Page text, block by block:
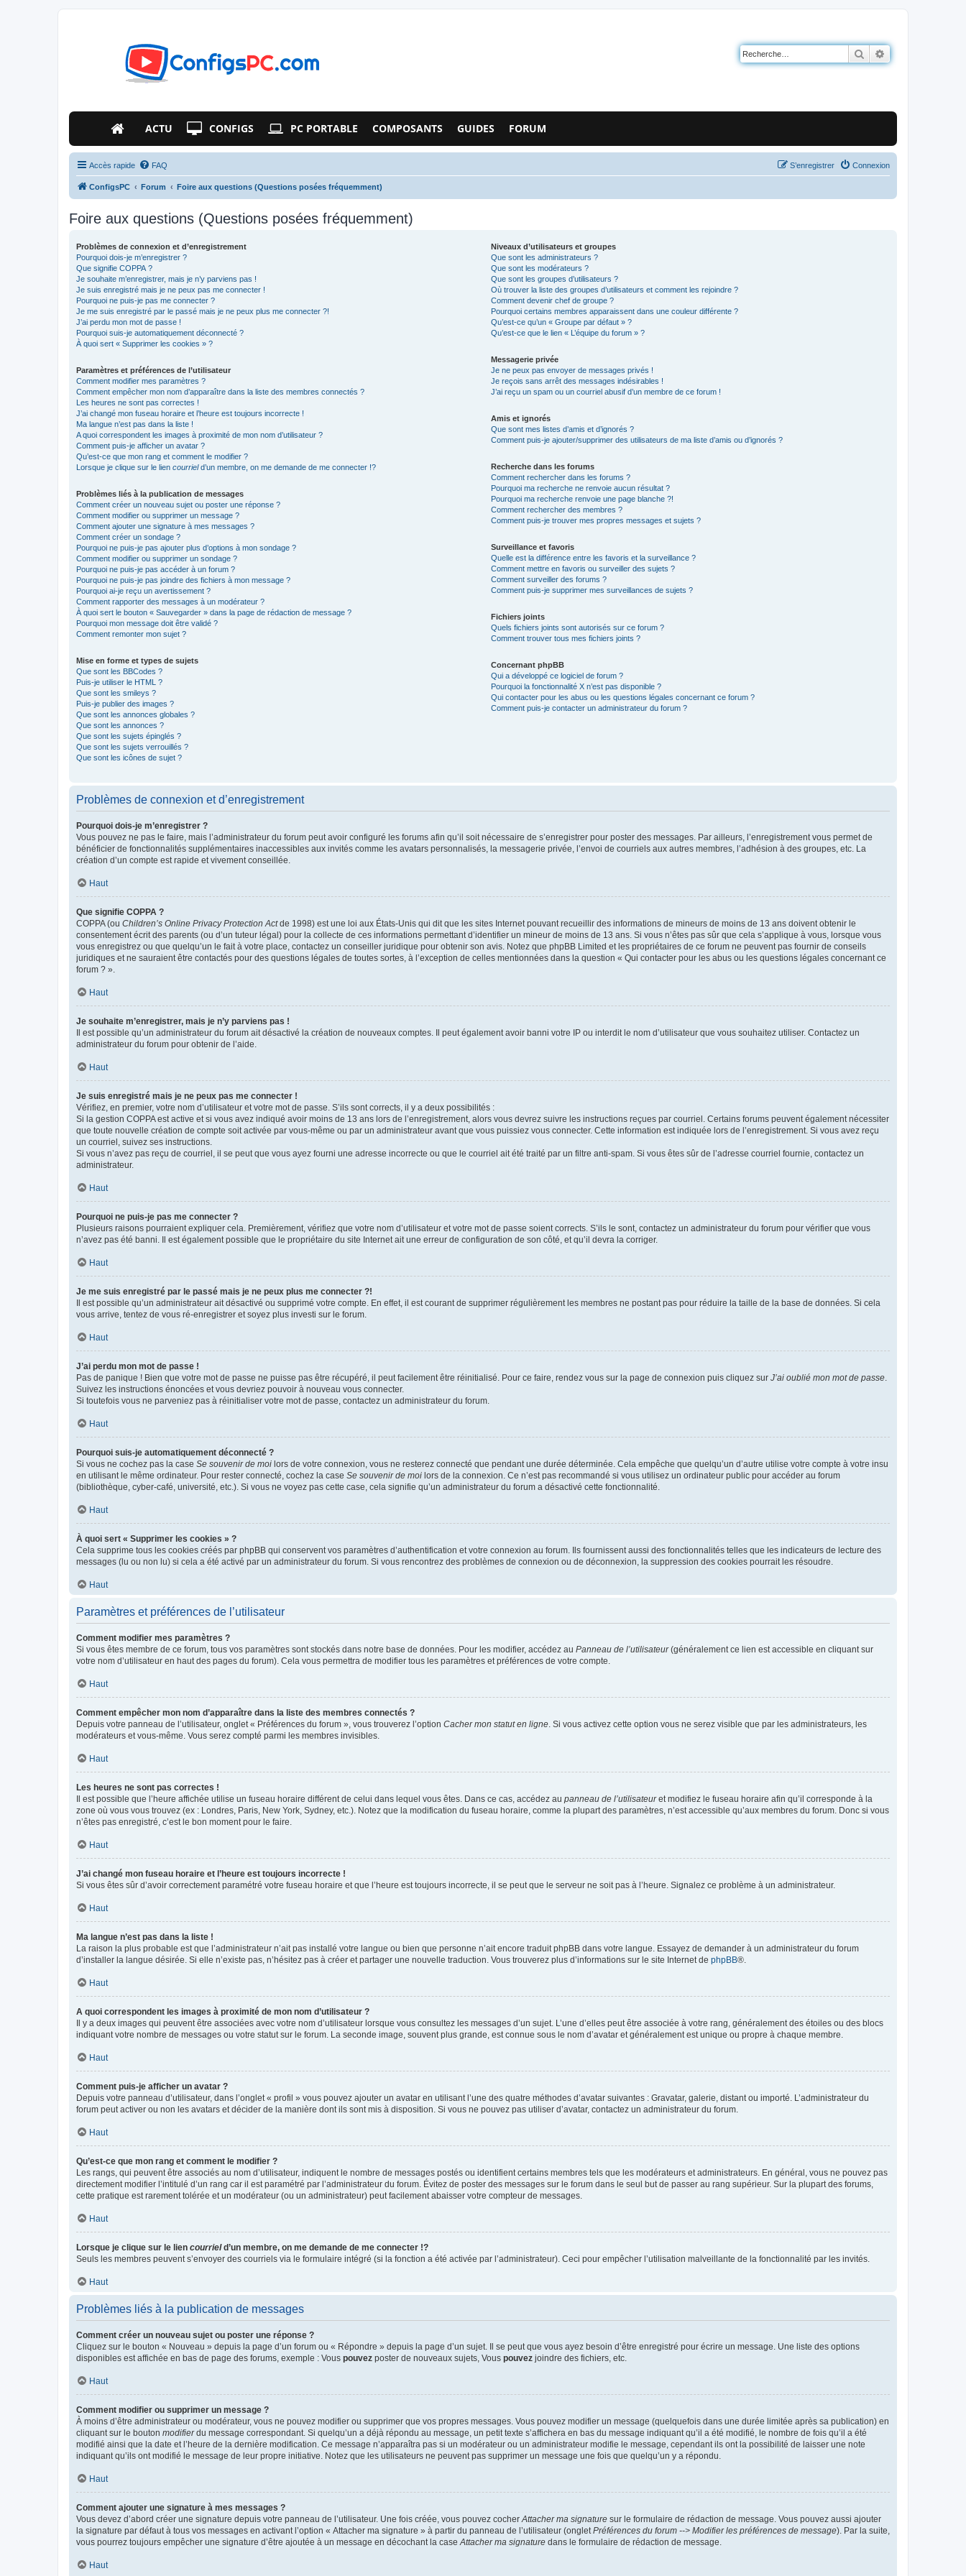
Rechercher
ACTU CONFIGS PC PORTABLE COMPOSANTS GUIDES FORUM
Accès rapide FAQ Connexion
S’enregistrer
ConfigsPC Forum Foire aux questions (Questions posées fréquemment)
Foire aux questions (Questions posées fréquemment)
Problèmes de connexion et d’enregistrement
Pourquoi dois-je m’enregistrer ?
Que signifie COPPA ?
Je souhaite m’enregistrer, mais je n’y parviens pas !
Je suis enregistré mais je ne peux pas me connecter !
Pourquoi ne puis-je pas me connecter ?
Je me suis enregistré par le passé mais je ne peux plus me connecter ?!
J’ai perdu mon mot de passe !
Pourquoi suis-je automatiquement déconnecté ?
À quoi sert « Supprimer les cookies » ?
Paramètres et préférences de l’utilisateur
Comment modifier mes paramètres ?
Comment empêcher mon nom d’apparaître dans la liste des membres connectés ?
Les heures ne sont pas correctes !
J’ai changé mon fuseau horaire et l’heure est toujours incorrecte !
Ma langue n’est pas dans la liste !
A quoi correspondent les images à proximité de mon nom d’utilisateur ?
Comment puis-je afficher un avatar ?
Qu’est-ce que mon rang et comment le modifier ?
Lorsque je clique sur le lien courrield’un membre, on me demande de me connecter !?
Problèmes liés à la publication de messages
Comment créer un nouveau sujet ou poster une réponse ?
Comment modifier ou supprimer un message ?
Comment ajouter une signature à mes messages ?
Comment créer un sondage ?
Pourquoi ne puis-je pas ajouter plus d’options à mon sondage ?
Comment modifier ou supprimer un sondage ?
Pourquoi ne puis-je pas accéder à un forum ?
Pourquoi ne puis-je pas joindre des fichiers à mon message ?
Pourquoi ai-je reçu un avertissement ?
Comment rapporter des messages à un modérateur ?
À quoi sert le bouton « Sauvegarder » dans la page de rédaction de message ?
Pourquoi mon message doit être validé ?
Comment remonter mon sujet ?
Mise en forme et types de sujets
Que sont les BBCodes ?
Puis-je utiliser le HTML ?
Que sont les smileys ?
Puis-je publier des images ?
Que sont les annonces globales ?
Que sont les annonces ?
Que sont les sujets épinglés ?
Que sont les sujets verrouillés ?
Que sont les icônes de sujet ?
Niveaux d’utilisateurs et groupes
Que sont les administrateurs ?
Que sont les modérateurs ?
Que sont les groupes d’utilisateurs ?
Où trouver la liste des groupes d’utilisateurs et comment les rejoindre ?
Comment devenir chef de groupe ?
Pourquoi certains membres apparaissent dans une couleur différente ?
Qu’est-ce qu’un « Groupe par défaut » ?
Qu’est-ce que le lien « L’équipe du forum » ?
Messagerie privée
Je ne peux pas envoyer de messages privés !
Je reçois sans arrêt des messages indésirables !
J’ai reçu un spam ou un courriel abusif d’un membre de ce forum !
Amis et ignorés
Que sont mes listes d’amis et d’ignorés ?
Comment puis-je ajouter/supprimer des utilisateurs de ma liste d’amis ou d’ignorés ?
Recherche dans les forums
Comment rechercher dans les forums ?
Pourquoi ma recherche ne renvoie aucun résultat ?
Pourquoi ma recherche renvoie une page blanche ?!
Comment rechercher des membres ?
Comment puis-je trouver mes propres messages et sujets ?
Surveillance et favoris
Quelle est la différence entre les favoris et la surveillance ?
Comment mettre en favoris ou surveiller des sujets ?
Comment surveiller des forums ?
Comment puis-je supprimer mes surveillances de sujets ?
Fichiers joints
Quels fichiers joints sont autorisés sur ce forum ?
Comment trouver tous mes fichiers joints ?
Concernant phpBB
Qui a développé ce logiciel de forum ?
Pourquoi la fonctionnalité X n’est pas disponible ?
Qui contacter pour les abus ou les questions légales concernant ce forum ?
Comment puis-je contacter un administrateur du forum ?
Problèmes de connexion et d’enregistrement
Pourquoi dois-je m’enregistrer ?
Vous pouvez ne pas le faire, mais l’administrateur du forum peut avoir configuré les forums afin qu’il soit nécessaire de s’enregistrer pour poster des messages. Par ailleurs, l’enregistrement vous permet de
bénéficier de fonctionnalités supplémentaires inaccessibles aux invités comme les avatars personnalisés, la messagerie privée, l’envoi de courriels aux autres membres, l’adhésion à des groupes, etc. La
création d’un compte est rapide et vivement conseillée.
Haut
Que signifie COPPA ?
COPPA (ou Children’s Online Privacy Protection Actde 1998) est une loi aux États-Unis qui dit que les sites Internet pouvant recueillir des informations de mineurs de moins de 13 ans doivent obtenir le
consentement écrit des parents (ou d’un tuteur légal) pour la collecte de ces informations permettant d’identifier un mineur de moins de 13 ans. Si vous n’êtes pas sûr que cela s’applique à vous, lorsque vous
vous enregistrez ou que quelqu’un le fait à votre place, contactez un conseiller juridique pour obtenir son avis. Notez que phpBB Limited et les propriétaires de ce forum ne peuvent pas fournir de conseils
juridiques et ne sauraient être contactés pour des questions légales de toutes sortes, à l’exception de celles mentionnées dans la question « Qui contacter pour les abus ou les questions légales concernant ce
forum ? ».
Haut
Je souhaite m’enregistrer, mais je n’y parviens pas !
Il est possible qu’un administrateur du forum ait désactivé la création de nouveaux comptes. Il peut également avoir banni votre IP ou interdit le nom d’utilisateur que vous souhaitez utiliser. Contactez un
administrateur du forum pour obtenir de l’aide.
Haut
Je suis enregistré mais je ne peux pas me connecter !
Vérifiez, en premier, votre nom d’utilisateur et votre mot de passe. S’ils sont corrects, il y a deux possibilités :
Si la gestion COPPA est active et si vous avez indiqué avoir moins de 13 ans lors de l’enregistrement, alors vous devrez suivre les instructions reçues par courriel. Certains forums peuvent également nécessiter
que toute nouvelle création de compte soit activée par vous-même ou par un administrateur avant que vous puissiez vous connecter. Cette information est indiquée lors de l’enregistrement. Si vous avez reçu
un courriel, suivez ses instructions.
Si vous n’avez pas reçu de courriel, il se peut que vous ayez fourni une adresse incorrecte ou que le courriel ait été traité par un filtre anti-spam. Si vous êtes sûr de l’adresse courriel fournie, contactez un
administrateur.
Haut
Pourquoi ne puis-je pas me connecter ?
Plusieurs raisons pourraient expliquer cela. Premièrement, vérifiez que votre nom d’utilisateur et votre mot de passe soient corrects. S’ils le sont, contactez un administrateur du forum pour vérifier que vous
n’avez pas été banni. Il est également possible que le propriétaire du site Internet ait une erreur de configuration de son côté, et qu’il devra la corriger.
Haut
Je me suis enregistré par le passé mais je ne peux plus me connecter ?!
Il est possible qu’un administrateur ait désactivé ou supprimé votre compte. En effet, il est courant de supprimer régulièrement les membres ne postant pas pour réduire la taille de la base de données. Si cela
vous arrive, tentez de vous ré-enregistrer et soyez plus investi sur le forum.
Haut
J’ai perdu mon mot de passe !
Pas de panique ! Bien que votre mot de passe ne puisse pas être récupéré, il peut facilement être réinitialisé. Pour ce faire, rendez vous sur la page de connexion puis cliquez sur J’ai oublié mon mot de passe.
Suivez les instructions énoncées et vous devriez pouvoir à nouveau vous connecter.
Si toutefois vous ne parveniez pas à réinitialiser votre mot de passe, contactez un administrateur du forum.
Haut
Pourquoi suis-je automatiquement déconnecté ?
Si vous ne cochez pas la case Se souvenir de moi lors de votre connexion, vous ne resterez connecté que pendant une durée déterminée. Cela empêche que quelqu’un d’autre utilise votre compte à votre insu
en utilisant le même ordinateur. Pour rester connecté, cochez la case Se souvenir de moi lors de la connexion. Ce n’est pas recommandé si vous utilisez un ordinateur public pour accéder au forum
(bibliothèque, cyber-café, université, etc.). Si vous ne voyez pas cette case, cela signifie qu’un administrateur du forum a désactivé cette fonctionnalité.
Haut
À quoi sert « Supprimer les cookies » ?
Cela supprime tous les cookies créés par phpBB qui conservent vos paramètres d’authentification et votre connexion au forum. Ils fournissent aussi des fonctionnalités telles que les indicateurs de lecture des
messages (lu ou non lu) si cela a été activé par un administrateur du forum. Si vous rencontrez des problèmes de connexion ou de déconnexion, la suppression des cookies pourrait les résoudre.
Haut
Paramètres et préférences de l’utilisateur
Comment modifier mes paramètres ?
Si vous êtes membre de ce forum, tous vos paramètres sont stockés dans notre base de données. Pour les modifier, accédez au Panneau de l’utilisateur(généralement ce lien est accessible en cliquant sur
votre nom d’utilisateur en haut des pages du forum). Cela vous permettra de modifier tous les paramètres et préférences de votre compte.
Haut
Comment empêcher mon nom d’apparaître dans la liste des membres connectés ?
Depuis votre panneau de l’utilisateur, onglet « Préférences du forum », vous trouverez l’option Cacher mon statut en ligne. Si vous activez cette option vous ne serez visible que par les administrateurs, les
modérateurs et vous-même. Vous serez compté parmi les membres invisibles.
Haut
Les heures ne sont pas correctes !
Il est possible que l’heure affichée utilise un fuseau horaire différent de celui dans lequel vous êtes. Dans ce cas, accédez au panneau de l’utilisateuret modifiez le fuseau horaire afin qu’il corresponde à la
zone où vous vous trouvez (ex : Londres, Paris, New York, Sydney, etc.). Notez que la modification du fuseau horaire, comme la plupart des paramètres, n’est accessible qu’aux membres du forum. Donc si vous
n’êtes pas enregistré, c’est le bon moment pour le faire.
Haut
J’ai changé mon fuseau horaire et l’heure est toujours incorrecte !
Si vous êtes sûr d’avoir correctement paramétré votre fuseau horaire et que l’heure est toujours incorrecte, il se peut que le serveur ne soit pas à l’heure. Signalez ce problème à un administrateur.
Haut
Ma langue n’est pas dans la liste !
La raison la plus probable est que l’administrateur n’ait pas installé votre langue ou bien que personne n’ait encore traduit phpBB dans votre langue. Essayez de demander à un administrateur du forum
d’installer la langue désirée. Si elle n’existe pas, n’hésitez pas à créer et partager une nouvelle traduction. Vous trouverez plus d’informations sur le site Internet de phpBB®.
Haut
A quoi correspondent les images à proximité de mon nom d’utilisateur ?
Il y a deux images qui peuvent être associées avec votre nom d’utilisateur lorsque vous consultez les messages d’un sujet. L’une d’elles peut être associée à votre rang, généralement des étoiles ou des blocs
indiquant votre nombre de messages ou votre statut sur le forum. La seconde image, souvent plus grande, est connue sous le nom d’avatar et généralement est unique ou propre à chaque membre.
Haut
Comment puis-je afficher un avatar ?
Depuis votre panneau d’utilisateur, dans l’onglet « profil » vous pouvez ajouter un avatar en utilisant l’une des quatre méthodes d’avatar suivantes : Gravatar, galerie, distant ou importé. L’administrateur du
forum peut activer ou non les avatars et décider de la manière dont ils sont mis à disposition. Si vous ne pouvez pas utiliser d’avatar, contactez un administrateur du forum.
Haut
Qu’est-ce que mon rang et comment le modifier ?
Les rangs, qui peuvent être associés au nom d’utilisateur, indiquent le nombre de messages postés ou identifient certains membres tels que les modérateurs et administrateurs. En général, vous ne pouvez pas
directement modifier l’intitulé d’un rang car il est paramétré par l’administrateur du forum. Évitez de poster des messages sur le forum dans le seul but de passer au rang supérieur. Sur la plupart des forums,
cette pratique est rarement tolérée et un modérateur (ou un administrateur) peut facilement abaisser votre compteur de messages.
Haut
Lorsque je clique sur le lien courrield’un membre, on me demande de me connecter !?
Seuls les membres peuvent s’envoyer des courriels via le formulaire intégré (si la fonction a été activée par l’administrateur). Ceci pour empêcher l’utilisation malveillante de la fonctionnalité par les invités.
Haut
Problèmes liés à la publication de messages
Comment créer un nouveau sujet ou poster une réponse ?
Cliquez sur le bouton « Nouveau » depuis la page d’un forum ou « Répondre » depuis la page d’un sujet. Il se peut que vous ayez besoin d’être enregistré pour écrire un message. Une liste des options
disponibles est affichée en bas de page des forums, exemple : Vous pouvez poster de nouveaux sujets, Vous pouvez joindre des fichiers, etc.
Haut
Comment modifier ou supprimer un message ?
À moins d’être administrateur ou modérateur, vous ne pouvez modifier ou supprimer que vos propres messages. Vous pouvez modifier un message (quelquefois dans une durée limitée après sa publication) en
cliquant sur le bouton modifierdu message correspondant. Si quelqu’un a déjà répondu au message, un petit texte s’affichera en bas du message indiquant qu’il a été modifié, le nombre de fois qu’il a été
modifié ainsi que la date et l’heure de la dernière modification. Ce message n’apparaîtra pas si un modérateur ou un administrateur modifie le message, cependant ils ont la possibilité de laisser une note
indiquant qu’ils ont modifié le message de leur propre initiative. Notez que les utilisateurs ne peuvent pas supprimer un message une fois que quelqu’un y a répondu.
Haut
Comment ajouter une signature à mes messages ?
Vous devez d’abord créer une signature depuis votre panneau de l’utilisateur. Une fois créée, vous pouvez cocherAttacher ma signature sur le formulaire de rédaction de message. Vous pouvez aussi ajouter
la signature par défaut à tous vos messages en activant l’option « Attacher ma signature » à partir du panneau de l’utilisateur (ongletPréférences du forum --> Modifier les préférences de message). Par la suite,
vous pourrez toujours empêcher une signature d’être ajoutée à un message en décochant la caseAttacher ma signature dans le formulaire de rédaction de message.
Haut